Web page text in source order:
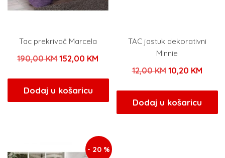
Tac prekrivač Marcela
190,00KMIzvorna
bila
je:
152,00 KM
152,00 KM.
Dodaj u košaricu
TAC jastuk dekorativni
Minnie
12,00KM Izvorna
bila
je:
10,20 KM
10,20
Dodaj u košaricu
- 20 %